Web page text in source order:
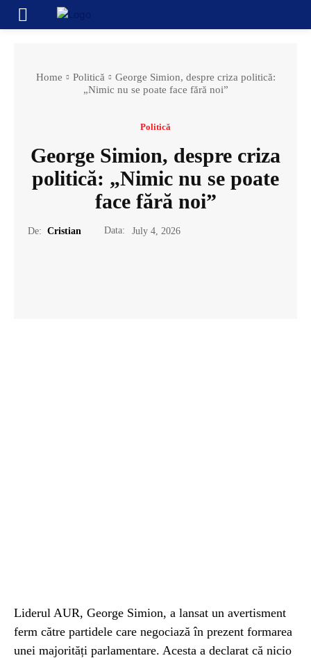
Home Politică
George Simion, despre criza politică:
„Nimic nu se poate face fără noi”
Politică
George Simion, despre criza
politică: „Nimic nu se poate
face fără noi”
De: Cristian Data: July 4, 2026
Liderul AUR, George Simion, a lansat un avertisment
ferm către partidele care negociază în prezent formarea
unei majorități parlamentare. Acesta a declarat că nicio